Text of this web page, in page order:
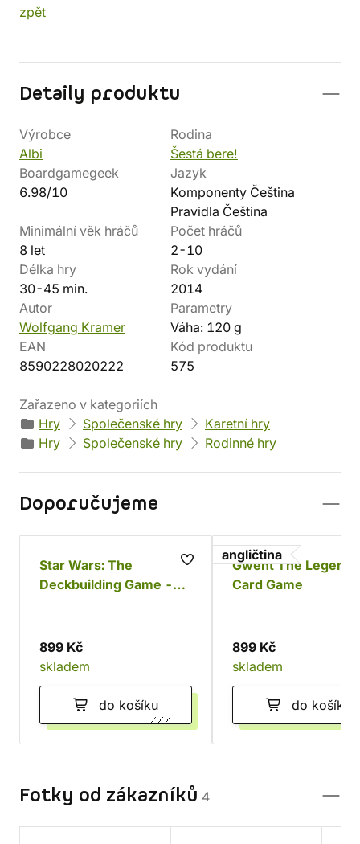
zpět
Detaily produktu
Výrobce
Albi
Rodina
Šestá bere!
Boardgamegeek
6.98/10
Jazyk
Komponenty Čeština
Pravidla Čeština
Minimální věk hráčů
8 let
Počet hráčů
2-10
Délka hry
30-45 min.
Rok vydání
2014
Autor
Wolfgang Kramer
Parametry
Váha: 120 g
EAN
8590228020222
Kód produktu
575
Zařazeno v kategoriích
Hry
Společenské hry
Karetní hry
Hry
Společenské hry Rodinné hry
Doporučujeme
Star Wars: The
Deckbuilding Game -
899 Kč
skladem
do košíku
angličtina
Gwent The
Card Game
899 Kč
skladem
do košíku
Fotky od zákazníků 4